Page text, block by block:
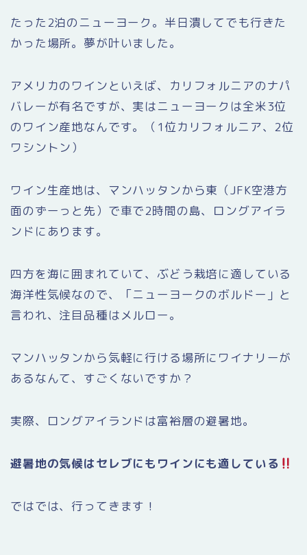
たった2泊のニューヨーク。半日潰してでも行きた
かった場所。夢が叶いました。
アメリカのワインといえば、カリフォルニアのナパ
バレーが有名ですが、実はニューヨークは全米3位
のワイン産地なんです。（1位カリフォルニア、2位
ワシントン）
ワイン生産地は、マンハッタンから東（JFK空港方
面のずーっと先）で車で2時間の島、ロングアイラ
ンドにあります。
四方を海に囲まれていて、ぶどう栽培に適している
海洋性気候なので、「ニューヨークのボルドー」と
言われ、注目品種はメルロー。
マンハッタンから気軽に行ける場所にワイナリーが
あるなんて、すごくないですか？
実際、ロングアイランドは富裕層の避暑地。
避暑地の気候はセレブにもワインにも適している
ではでは、行ってきます！